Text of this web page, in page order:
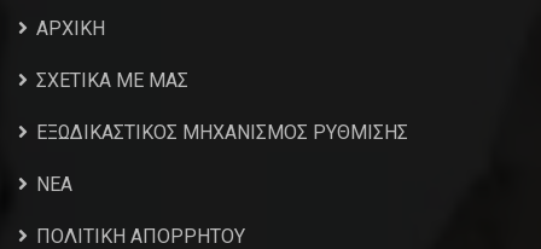
ΑΡΧΙΚΗ
ΣΧΕΤΙΚΑ ΜΕ ΜΑΣ
ΕΞΩΔΙΚΑΣΤΙΚΟΣ ΜΗΧΑΝΙΣΜΟΣ ΡΥΘΜΙΣΗΣ
NEA
ΠΟΛΙΤΙΚΗ ΑΠΟΡΡΗΤΟΥ